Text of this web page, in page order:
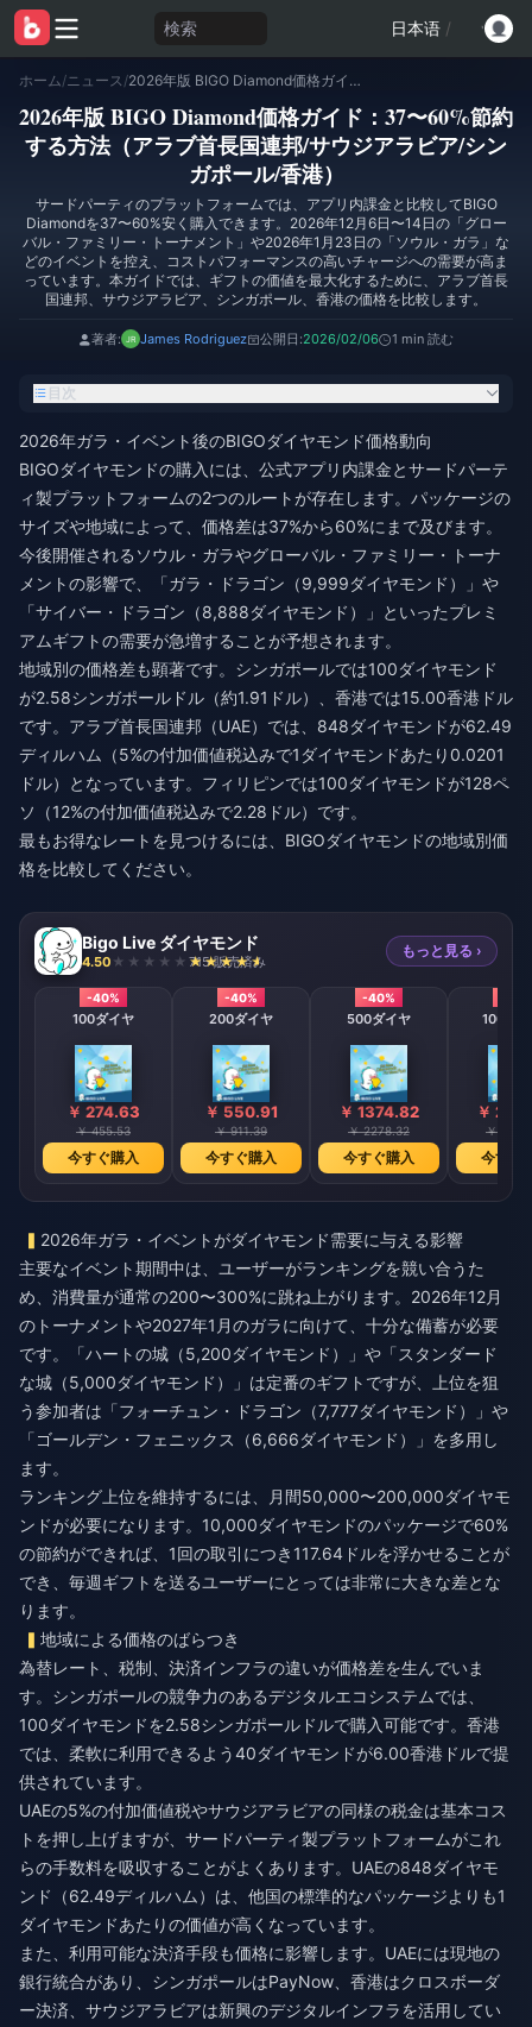
検索 日本语 /
ホーム/ニュース / 2026年版 BIGO Diamond価格ガイド：37〜60%節約する方法（アラブ首長国連邦/サウジアラビア/シンガポール/香港）
2026年版 BIGO Diamond価格ガイド：37〜60%節約
する方法（アラブ首長国連邦/サウジアラビア/シン
ガポール/香港）
サードパーティのプラットフォームでは、アプリ内課金と比較してBIGO
Diamondを37〜60%安く購入できます。2026年12月6日〜14日の「グロー
バル・ファミリー・トーナメント」や2026年1月23日の「ソウル・ガラ」な
どのイベントを控え、コストパフォーマンスの高いチャージへの需要が高ま
っています。本ガイドでは、ギフトの価値を最大化するために、アラブ首長
国連邦、サウジアラビア、シンガポール、香港の価格を比較します。
著者: James Rodriguez 公開日:2026/02/06 1 min 読む
目次
2026年ガラ・イベント後のBIGOダイヤモンド価格動向
BIGOダイヤモンドの購入には、公式アプリ内課金とサードパーテ
ィ製プラットフォームの2つのルートが存在します。パッケージの
サイズや地域によって、価格差は37%から60%にまで及びます。
今後開催されるソウル・ガラやグローバル・ファミリー・トーナ
メントの影響で、「ガラ・ドラゴン（9,999ダイヤモンド）」や
「サイバー・ドラゴン（8,888ダイヤモンド）」といったプレミ
アムギフトの需要が急増することが予想されます。
地域別の価格差も顕著です。シンガポールでは100ダイヤモンド
が2.58シンガポールドル（約1.91ドル）、香港では15.00香港ドル
です。アラブ首長国連邦（UAE）では、848ダイヤモンドが62.49
ディルハム（5%の付加価値税込みで1ダイヤモンドあたり0.0201
ドル）となっています。フィリピンでは100ダイヤモンドが128ペ
ソ（12%の付加価値税込みで2.28ドル）です。
最もお得なレートを見つけるには、 BIGOダイヤモンドの地域別価
格を比較 してください。
Bigo Live ダイヤモンド
4.50 715 販売済み
もっと見る ›
-40%
100ダイヤ
￥ 274.63
￥ 455.53
今すぐ購入
-40%
200ダイヤ
￥ 550.91
￥ 911.39
今すぐ購入
-40%
500ダイヤ
￥ 1374.82
￥ 2278.32
今すぐ購入
1000ダ
￥
￥
今すぐ
2026年ガラ・イベントがダイヤモンド需要に与える影響
主要なイベント期間中は、ユーザーがランキングを競い合うた
め、消費量が通常の200〜300%に跳ね上がります。2026年12月
のトーナメントや2027年1月のガラに向けて、十分な備蓄が必要
です。「ハートの城（5,200ダイヤモンド）」や「スタンダード
な城（5,000ダイヤモンド）」は定番のギフトですが、上位を狙
う参加者は「フォーチュン・ドラゴン（7,777ダイヤモンド）」や
「ゴールデン・フェニックス（6,666ダイヤモンド）」を多用し
ます。
ランキング上位を維持するには、月間50,000〜200,000ダイヤモ
ンドが必要になります。10,000ダイヤモンドのパッケージで60%
の節約ができれば、1回の取引につき117.64ドルを浮かせることが
でき、毎週ギフトを送るユーザーにとっては非常に大きな差とな
ります。
地域による価格のばらつき
為替レート、税制、決済インフラの違いが価格差を生んでいま
す。シンガポールの競争力のあるデジタルエコシステムでは、
100ダイヤモンドを2.58シンガポールドルで購入可能です。香港
では、柔軟に利用できるよう40ダイヤモンドが6.00香港ドルで提
供されています。
UAEの5%の付加価値税やサウジアラビアの同様の税金は基本コス
トを押し上げますが、サードパーティ製プラットフォームがこれ
らの手数料を吸収することがよくあります。UAEの848ダイヤモ
ンド（62.49ディルハム）は、他国の標準的なパッケージよりも1
ダイヤモンドあたりの価値が高くなっています。
また、利用可能な決済手段も価格に影響します。UAEには現地の
銀行統合があり、シンガポールはPayNow、香港はクロスボーダ
ー決済、サウジアラビアは新興のデジタルインフラを活用してい